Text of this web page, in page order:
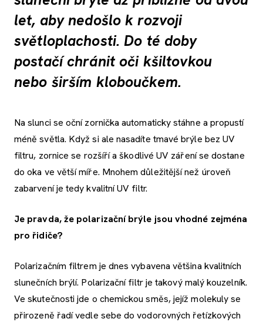
let, aby nedošlo k rozvoji
světloplachosti. Do té doby
postačí chránit oči kšiltovkou
nebo širším kloboučkem.
Na slunci se oční zornička automaticky stáhne a propustí
méně světla. Když si ale nasadíte tmavé brýle bez UV
filtru, zornice se rozšíří a škodlivé UV záření se dostane
do oka ve větší míře. Mnohem důležitější než úroveň
zabarvení je tedy kvalitní UV filtr.
Je pravda, že polarizační brýle jsou vhodné zejména
pro řidiče?
Polarizačním filtrem je dnes vybavena většina kvalitních
slunečních brýlí. Polarizační filtr je takový malý kouzelník.
Ve skutečnosti jde o chemickou směs, jejíž molekuly se
přirozeně řadí vedle sebe do vodorovných řetízkových